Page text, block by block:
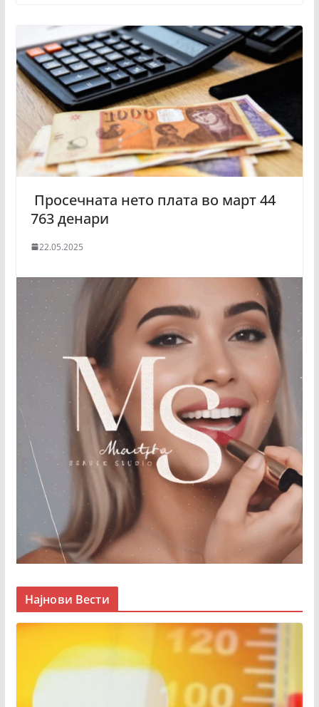
Просечната нето плата во март 44
763 денари
22.05.2025
Најнови Вести